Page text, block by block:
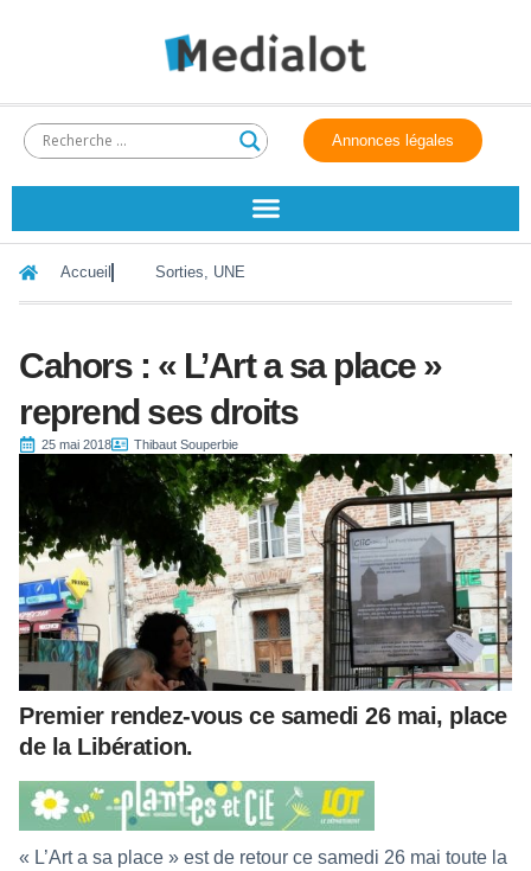
Annonces légales
Accueil Sorties, UNE
Cahors : « L’Art a sa place »
reprend ses droits
25 mai 2018 Thibaut Souperbie
Premier rendez-vous ce samedi 26 mai, place
de la Libération.
« L’Art a sa place » est de retour ce samedi 26 mai toute la